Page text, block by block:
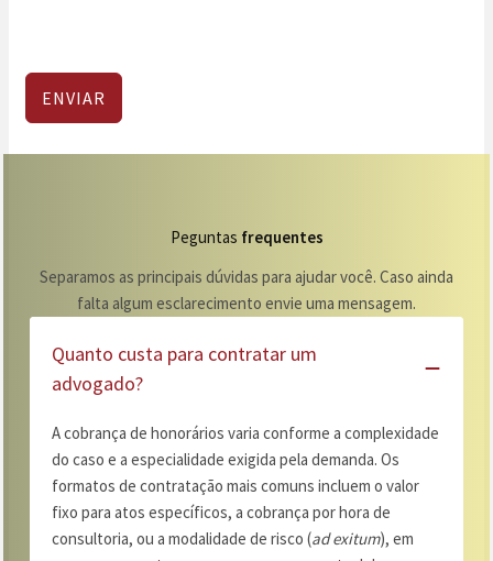
ENVIAR
Peguntas frequentes
Separamos as principais dúvidas para ajudar você. Caso ainda
falta algum esclarecimento envie uma mensagem.
Quanto custa para contratar um
advogado?
A cobrança de honorários varia conforme a complexidade
do caso e a especialidade exigida pela demanda. Os
formatos de contratação mais comuns incluem o valor
fixo para atos específicos, a cobrança por hora de
consultoria, ou a modalidade de risco (ad exitum), em